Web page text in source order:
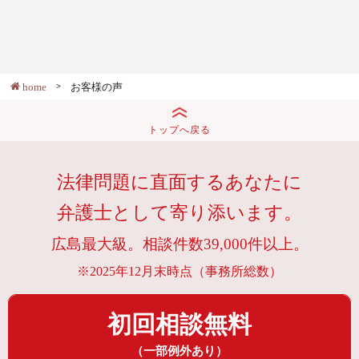
home お客様の声
トップへ戻る
法律問題に直面するあなたに
弁護士として寄り添います。
広島最大級。相談件数39,000件以上。
※2025年12月末時点（事務所総数）
初回相談無料
（一部例外あり）